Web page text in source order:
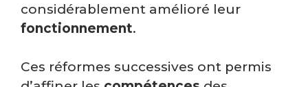
considérablement amélioré leur
fonctionnement.
Ces réformes successives ont permis